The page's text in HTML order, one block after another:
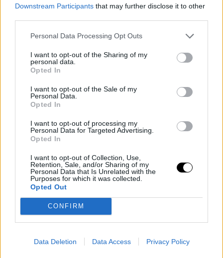
Downstream Participants that may further disclose it to other
Personal Data Processing Opt Outs
I want to opt-out of the Sharing of my
personal data.
Opted In
I want to opt-out of the Sale of my
Personal Data.
Opted In
I want to opt-out of processing my
Personal Data for Targeted Advertising.
Opted In
I want to opt-out of Collection, Use,
Retention, Sale, and/or Sharing of my
Personal Data that Is Unrelated with the
Purposes for which it was collected.
Opted Out
CONFIRM
Data Deletion Data Access Privacy Policy